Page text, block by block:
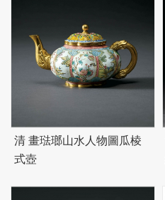
清 畫琺瑯山水人物圖瓜棱
式壺